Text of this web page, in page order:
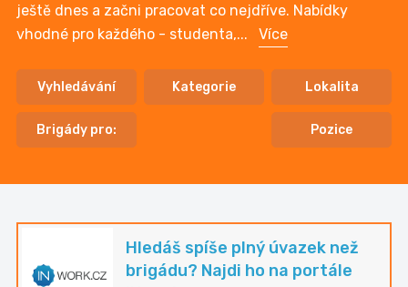
ještě dnes a začni pracovat co nejdříve. Nabídky
vhodné pro každého - studenta,... Více
Vyhledávání Kategorie Lokalita
Brigády pro: Pozice
Hledáš spíše plný úvazek než
brigádu? Najdi ho na portále